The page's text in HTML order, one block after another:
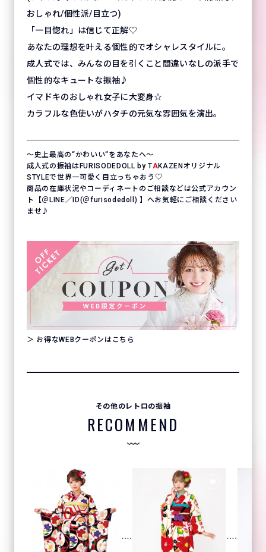
おしゃれ/個性派/目立つ)
「一目惚れ」は信じて正解♡
あなたの理想を叶える個性的でオシャレスタイルに。
成人式では、みんなの目を引くこと間違いなしの派手で
個性的なキュートな振袖♪
イマドキのおしゃれ女子に大変身☆
カラフルな色使いがハタチの元気な雰囲気を演出。
〜史上最高の“かわいい“をあなたへ〜
成人式の振袖はFURISODEDOLL by TAKAZENオリジナル
STYLEで世界一可愛く目立っちゃおう♡
商品の在庫状況やコーディネートのご相談などは公式アカウン
ト【＠LINE／ID(＠furisodedoll) 】へお気軽にご相談ください
ませ♪
＞ お得なWEBクーポンはこちら
その他のレトロの振袖
RECOMMEND